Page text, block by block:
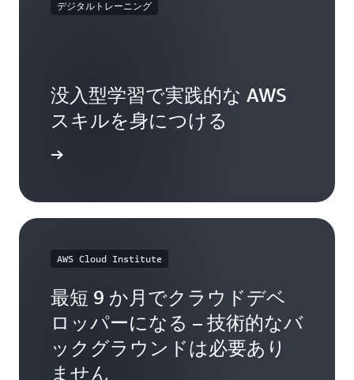
デジタルトレーニング
没入型学習で実践的な AWS
スキルを身につける
AWS Cloud Institute
最短 9 か月でクラウドデベ
ロッパーになる – 技術的なバ
ックグラウンドは必要あり
ません